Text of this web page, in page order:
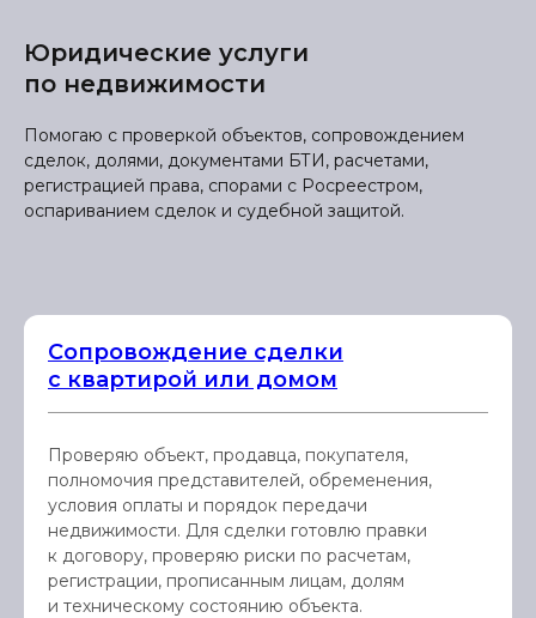
Юридические услуги
по недвижимости
Помогаю с проверкой объектов, сопровождением
сделок, долями, документами БТИ, расчетами,
регистрацией права, спорами с Росреестром,
оспариванием сделок и судебной защитой.
Сопровождение сделки
с квартирой или домом
Проверяю объект, продавца, покупателя,
полномочия представителей, обременения,
условия оплаты и порядок передачи
недвижимости. Для сделки готовлю правки
к договору, проверяю риски по расчетам,
регистрации, прописанным лицам, долям
и техническому состоянию объекта.